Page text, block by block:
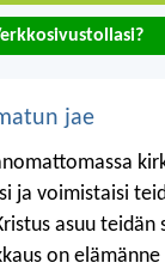
jae
ja voimistaisi
asuu teidän
on elämänne